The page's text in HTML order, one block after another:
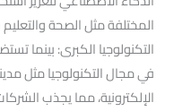
المختلفة مثل الصحة
التكنولوجيا الكبرى: بينما
في مجال التكنولوجيا مثل
الإلكترونية، مما يجذب